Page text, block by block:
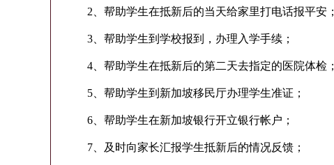
2、帮助学生在抵新后的当天给家里打电话报平安；
3、帮助学生到学校报到，办理入学手续；
4、帮助学生在抵新后的第二天去指定的医院体检；
5、帮助学生到新加坡移民厅办理学生准证；
6、帮助学生在新加坡银行开立银行帐户；
7、及时向家长汇报学生抵新后的情况反馈；